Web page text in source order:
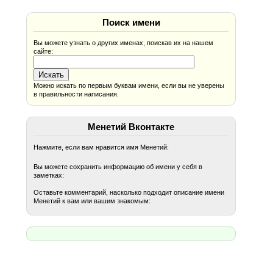
Поиск имени
Вы можете узнать о других именах, поискав их на нашем
сайте:
Можно искать по первым буквам имени, если вы не уверены
в правильности написания.
Менетий Вконтакте
Нажмите, если вам нравится имя Менетий:
Вы можете сохранить информацию об имени у себя в
заметках:
Оставьте комментарий, насколько подходит описание имени
Менетий к вам или вашим знакомым: